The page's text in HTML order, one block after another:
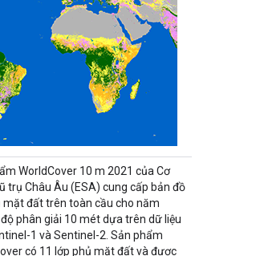
WorldCover 10 m 2021 của Cơ
trụ Châu Âu (ESA) cung cấp bản đồ
mặt đất trên toàn cầu cho năm
phân giải 10 mét dựa trên dữ liệu
1 và Sentinel-2. Sản phẩm
có 11 lớp phủ mặt đất và được